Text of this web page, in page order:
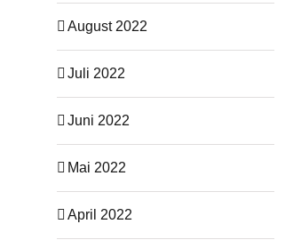
August 2022
Juli 2022
Juni 2022
Mai 2022
April 2022